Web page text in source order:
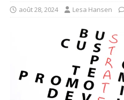
août 28, 2024 Lesa Hansen